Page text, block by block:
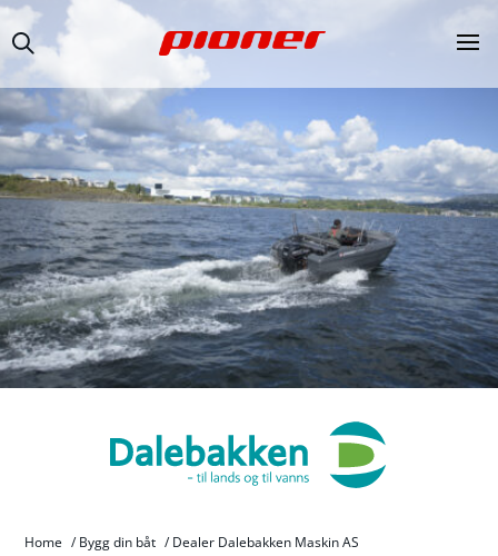
Home /Bygg din båt /Dealer Dalebakken Maskin AS